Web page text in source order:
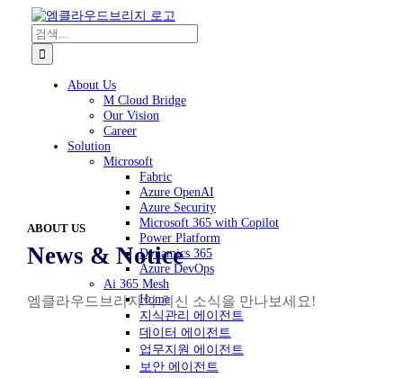
검색:
About Us
M Cloud Bridge
Our Vision
Career
Solution
Microsoft
Fabric
Azure OpenAI
Azure Security
Microsoft 365 with Copilot
Power Platform
Dynamics 365
Azure DevOps
Ai 365 Mesh
Home
지식관리 에이전트
데이터 에이전트
업무지원 에이전트
보안 에이전트
ABOUT US
News & Notice
엠클라우드브리지의 최신 소식을 만나보세요!